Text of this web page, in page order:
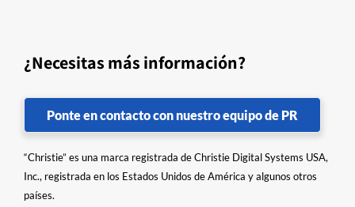
¿Necesitas más información?
Ponte en contacto con nuestro equipo de PR
“Christie” es una marca registrada de Christie Digital Systems USA,
Inc., registrada en los Estados Unidos de América y algunos otros
países.